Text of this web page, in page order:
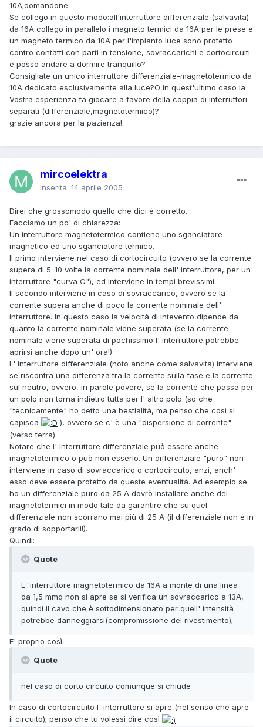
10A;domandone:
Se collego in questo modo:all'interruttore differenziale (salvavita)
da 16A collego in parallelo i magneto termici da 16A per le prese e
un magneto termico da 10A per l'impianto luce sono protetto
contro contatti con parti in tensione, sovraccarichi e cortocircuiti
e posso andare a dormire tranquillo?
Consigliate un unico interruttore differenziale-magnetotermico da
10A dedicato esclusivamente alla luce?O in quest'ultimo caso la
Vostra esperienza fa giocare a favore della coppia di interruttori
separati (differenziale,magnetotermico)?
grazie ancora per la pazienza!
mircoelektra
Inserita: 14 aprile 2005
Direi che grossomodo quello che dici è corretto.
Facciamo un po' di chiarezza:
Un interruttore magnetotermico contiene uno sganciatore
magnetico ed uno sganciatore termico.
Il primo interviene nel caso di cortocircuito (ovvero se la corrente
supera di 5-10 volte la corrente nominale dell' interruttore, per un
interruttore "curva C"), ed interviene in tempi brevissimi.
Il secondo interviene in caso di sovraccarico, ovvero se la
corrente supera anche di poco la corrente nominale dell'
interruttore. In questo caso la velocità di intevento dipende da
quanto la corrente nominale viene superata (se la corrente
nominale viene superata di pochissimo l' interruttore potrebbe
aprirsi anche dopo un' ora!).
L' interruttore differenziale (noto anche come salvavita) interviene
se riscontra una differenza tra la corrente sulla fase e la corrente
sul neutro, ovvero, in parole povere, se la corrente che passa per
un polo non torna indietro tutta per l' altro polo (so che
"tecnicamente" ho detto una bestialità, ma penso che così si
capisca
), ovvero se c' è una "dispersione di corrente"
(verso terra).
Notare che l' interruttore differenziale può essere anche
magnetotermico o può non esserlo. Un differenziale "puro" non
interviene in caso di sovraccarico o cortocircuto, anzi, anch'
esso deve essere protetto da queste eventualità. Ad esempio se
ho un differenziale puro da 25 A dovrò installare anche dei
magnetotermici in modo tale da garantire che su quel
differenziale non scorrano mai più di 25 A (il differenziale non è in
grado di sopportarli!).
Quindi:
Quote
L 'interruttore magnetotermico da 16A a monte di una linea
da 1,5 mmq non si apre se si verifica un sovraccarico a 13A,
quindi il cavo che è sottodimensionato per quell' intensità
potrebbe danneggiarsi(compromissione del rivestimento);
E' proprio così.
Quote
nel caso di corto circuito comunque si chiude
In caso di cortocircuito l' interruttore si apre (nel senso che apre
il circuito); penso che tu volessi dire così